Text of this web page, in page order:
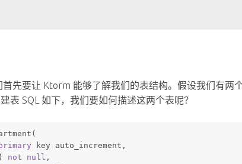
首先要让 Ktorm 能够了解我们的表结构。假设我们有两
表 SQL 如下，我们要如何描述这两个表呢？
key auto_increment,
) not null ,